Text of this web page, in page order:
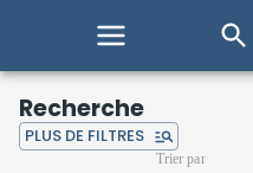
Recherche
PLUS DE FILTRES
Trier par